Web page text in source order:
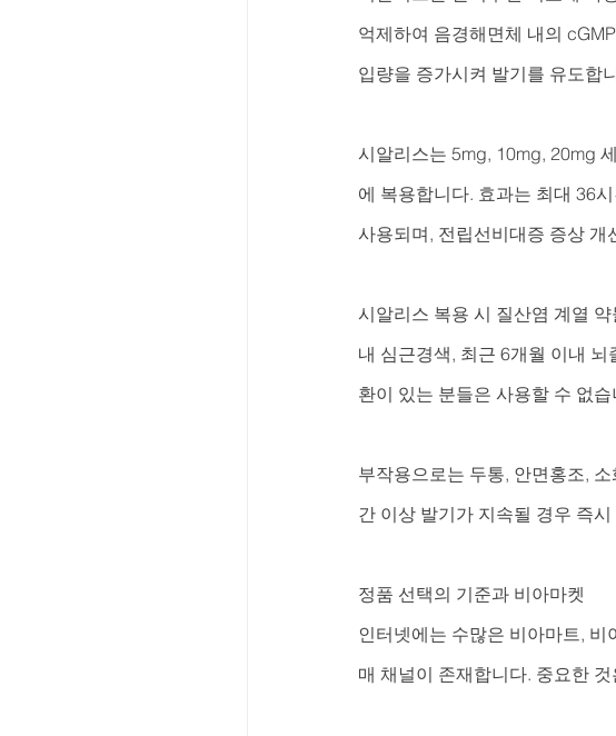
억제하여 음경해면체 내의
입량을 증가시켜 발기를 유도합
시알리스는 5mg, 10mg, 20mg
에 복용합니다. 효과는 최대 36
사용되며, 전립선비대증 증상 개
시알리스 복용 시 질산염 계열
내 심근경색, 최근 6개월 이내
환이 있는 분들은 사용할 수 없습
부작용으로는 두통, 안면홍조,
간 이상 발기가 지속될 경우 즉
정품 선택의 기준과 비아마켓
인터넷에는 수많은 비아마트,
매 채널이 존재합니다. 중요한